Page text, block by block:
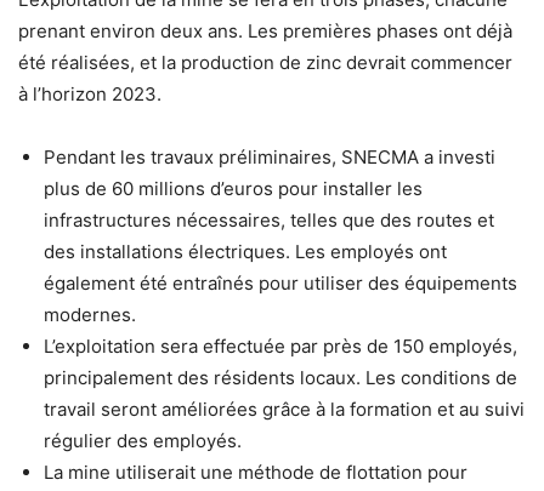
prenant environ deux ans. Les premières phases ont déjà
été réalisées, et la production de zinc devrait commencer
à l’horizon 2023.
Pendant les travaux préliminaires, SNECMA a investi
plus de 60 millions d’euros pour installer les
infrastructures nécessaires, telles que des routes et
des installations électriques. Les employés ont
également été entraînés pour utiliser des équipements
modernes.
L’exploitation sera effectuée par près de 150 employés,
principalement des résidents locaux. Les conditions de
travail seront améliorées grâce à la formation et au suivi
régulier des employés.
La mine utiliserait une méthode de flottation pour